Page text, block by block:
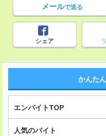
メールで送る
シェア
かんた
エンバイトTOP
人気のバイト